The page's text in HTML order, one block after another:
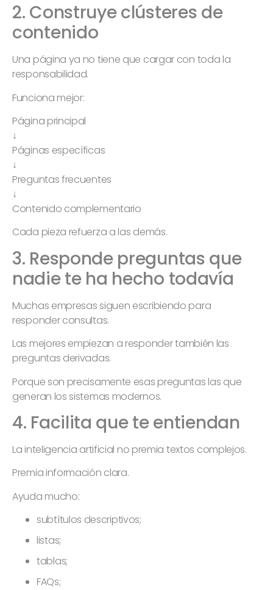
2. Construye clústeres de
contenido
Una página ya no tiene que cargar con toda la
responsabilidad.
Funciona mejor:
Página principal
↓
Páginas específicas
↓
Preguntas frecuentes
↓
Contenido complementario
Cada pieza refuerza a las demás.
3. Responde preguntas que
nadie te ha hecho todavía
Muchas empresas siguen escribiendo para
responder consultas.
Las mejores empiezan a responder también las
preguntas derivadas.
Porque son precisamente esas preguntas las que
generan los sistemas modernos.
4. Facilita que te entiendan
La inteligencia artificial no premia textos complejos.
Premia información clara.
Ayuda mucho:
subtítulos descriptivos;
listas;
tablas;
FAQs;